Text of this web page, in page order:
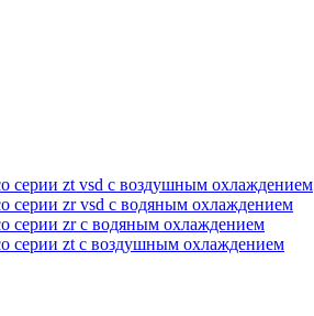
серии zt vsd с воздушным охлаждением
серии zr vsd с водяным охлаждением
серии zr с водяным охлаждением
серии zt с воздушным охлаждением